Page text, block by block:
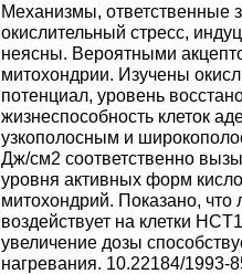
Механизмы, ответственные
окислительный стресс,
неясны. Вероятными
митохондрии. Изучены
потенциал, уровень
жизнеспособность клеток
узкополосным и
Дж/см2 соответственно
уровня активных форм
митохондрий. Показано, что
воздействует на клетки
увеличение дозы
нагревания. 10.22184/1993-